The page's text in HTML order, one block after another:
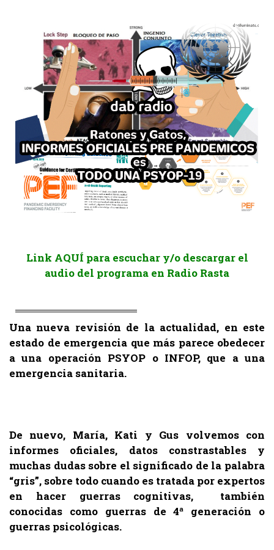
Link AQUÍ para escuchar y/o descargar el
audio del programa en Radio Rasta
Una nueva revisión de la actualidad, en este
estado de emergencia que más parece obedecer
a una operación PSYOP o INFOP, que a una
emergencia sanitaria.
De nuevo, María, Kati y Gus volvemos con
informes oficiales, datos constrastables y
muchas dudas sobre el significado de la palabra
“gris”, sobre todo cuando es tratada por expertos
en hacer guerras cognitivas, también
conocidas como guerras de 4ª generación o
guerras psicológicas.